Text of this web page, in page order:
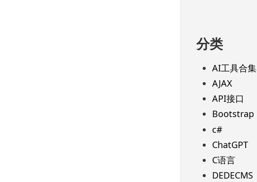
分类
AI工具合集
AJAX
API接口
Bootstrap
c#
ChatGPT
C语言
DEDECMS